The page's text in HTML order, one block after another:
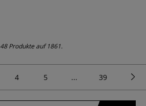
48 Produkte auf 1861.
4 5 ... 39